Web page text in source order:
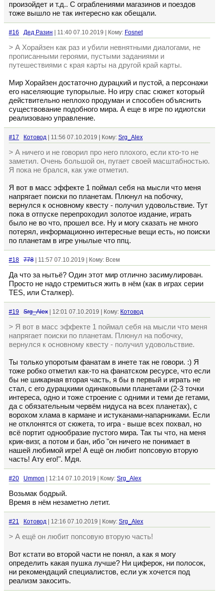
произойдет и т.д.. С ограблениями магазинов и поездов
тоже вышло не так интересно как обещали.
#16 Дед Разин | 11:40 07.10.2019 | Кому: Fosnet
> А Хорайзен как раз и убили невнятными диалогами, не
прописанными героями, пустыми заданиями и
путешествиями с края карты на другой край карты.
Мир Хорайзен достаточно дурацкий и пустой, а персонажи
его населяющие тупорылые. Но игру спас сюжет который
действительно неплохо продуман и способен объяснить
существование подобного мира. А еще в игре по идиотски
реализовано управление.
#17 Котовод | 11:56 07.10.2019 | Кому: Srg_Alex
> А ничего и не говорил про него плохого, если кто-то не
заметил. Очень большой он, пугает своей масштабностью.
Я пока не брался, как уже отметил.
Я вот в масс эффекте 1 поймал себя на мысли что меня
напрягает поиски по планетам. Плюнул на побочку,
вернулся к основному квесту - получил удовольствие. Тут
пока в отпуске перепроходил золотое издание, играть
было не во что, прошел все. Ну и могу сказать не много
потерял, информационно интересные вещи есть, но поиски
по планетам в игре унылые что ппц.
#18 778 | 11:57 07.10.2019 | Кому: Всем
Да что за нытьё? Один этот мир отлично засимулирован.
Просто не надо стремиться жить в нём (как в играх серии
TES, или Сталкер).
#19 Srg_Alex | 12:01 07.10.2019 | Кому: Котовод
> Я вот в масс эффекте 1 поймал себя на мысли что меня
напрягает поиски по планетам. Плюнул на побочку,
вернулся к основному квесту - получил удовольствие.
Ты только упоротым фанатам в инете так не говори. :) Я
тоже робко отметил как-то на фанатском ресурсе, что если
бы не шикарная вторая часть, я бы в первый и играть не
стал, с его дурацкими одинаковыми планетами (2-3 точки
интереса, одно и тоже строение с одними и теми де гетами,
да с обязательным червём нидуса на всех планетах), с
ворохом хлама в кармане и истуканами-напарниками. Если
не отклонятся от сюжета, то игра - выше всех похвал, но
всё портит однообразие пустого мира. Так ты что, на меня
крик-визг, а потом и бан, ибо "он ничего не понимает в
нашей любимой игре! А ещё он любит попсовую вторую
часть! Ату его!". Мдя.
#20 Ummon | 12:14 07.10.2019 | Кому: Srg_Alex
Возьмак бодрый.
Время в нём незаметно летит.
#21 Котовод | 12:16 07.10.2019 | Кому: Srg_Alex
> А ещё он любит попсовую вторую часть!
Вот кстати во второй части не понял, а как я могу
определить какая пушка лучше? Ни циферок, ни полосок,
ни рекомендаций специалистов, если уж хочется под
реализм закосить.